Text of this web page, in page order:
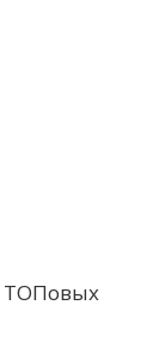
ТОПовых